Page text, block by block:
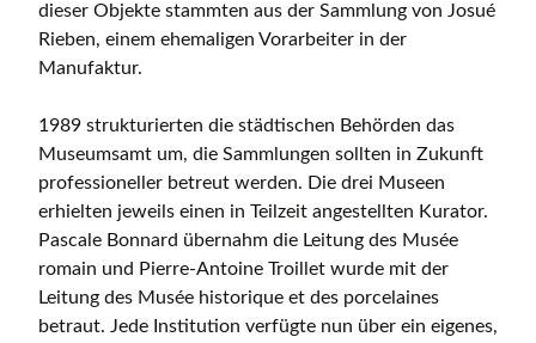
dieser Objekte stammten aus der Sammlung von Josué
Rieben, einem ehemaligen Vorarbeiter in der
Manufaktur.
1989 strukturierten die städtischen Behörden das
Museumsamt um, die Sammlungen sollten in Zukunft
professioneller betreut werden. Die drei Museen
erhielten jeweils einen in Teilzeit angestellten Kurator.
Pascale Bonnard übernahm die Leitung des Musée
romain und Pierre-Antoine Troillet wurde mit der
Leitung des Musée historique et des porcelaines
betraut. Jede Institution verfügte nun über ein eigenes,